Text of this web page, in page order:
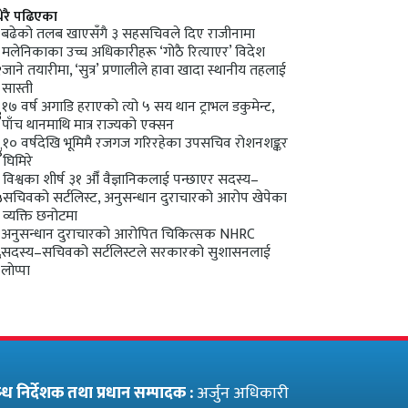
पढिएका
बढेको तलब खाएसँगै ३ सहसचिवले दिए राजीनामा
मलेनिकाका उच्च अधिकारीहरू ‘गोठै रित्याएर’ विदेश
जाने तयारीमा, ‘सुत्र’ प्रणालीले हावा खादा स्थानीय तहलाई
सास्ती
१७ वर्ष अगाडि हराएको त्यो ५ सय थान ट्राभल डकुमेन्ट,
पाँच थानमाथि मात्र राज्यको एक्सन
१० वर्षदेखि भूमिमै रजगज गरिरहेका उपसचिव रोशनशङ्कर
घिमिरे
विश्वका शीर्ष ३१ औँ वैज्ञानिकलाई पन्छाएर सदस्य–
सचिवको सर्टलिस्ट, अनुसन्धान दुराचारको आरोप खेपेका
व्यक्ति छनोटमा
अनुसन्धान दुराचारको आरोपित चिकित्सक NHRC
सदस्य–सचिवको सर्टलिस्टले सरकारको सुशासनलाई
लाेप्पा
निर्देशक तथा प्रधान सम्पादक :अर्जुन अधिकारी